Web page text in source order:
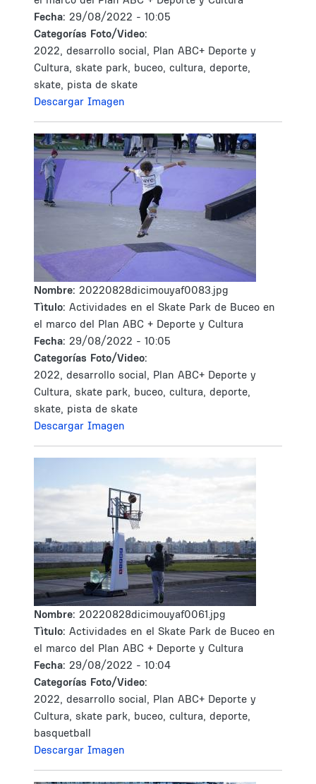
Fecha: 29/08/2022 - 10:05
Categorías Foto/Video:
2022, desarrollo social, Plan ABC+ Deporte y
Cultura, skate park, buceo, cultura, deporte,
skate, pista de skate
Descargar Imagen
Nombre: 20220828dicimouyaf0083.jpg
Tìtulo: Actividades en el Skate Park de Buceo en
el marco del Plan ABC + Deporte y Cultura
Fecha: 29/08/2022 - 10:05
Categorías Foto/Video:
2022, desarrollo social, Plan ABC+ Deporte y
Cultura, skate park, buceo, cultura, deporte,
skate, pista de skate
Descargar Imagen
Nombre: 20220828dicimouyaf0061.jpg
Tìtulo: Actividades en el Skate Park de Buceo en
el marco del Plan ABC + Deporte y Cultura
Fecha: 29/08/2022 - 10:04
Categorías Foto/Video:
2022, desarrollo social, Plan ABC+ Deporte y
Cultura, skate park, buceo, cultura, deporte,
basquetball
Descargar Imagen